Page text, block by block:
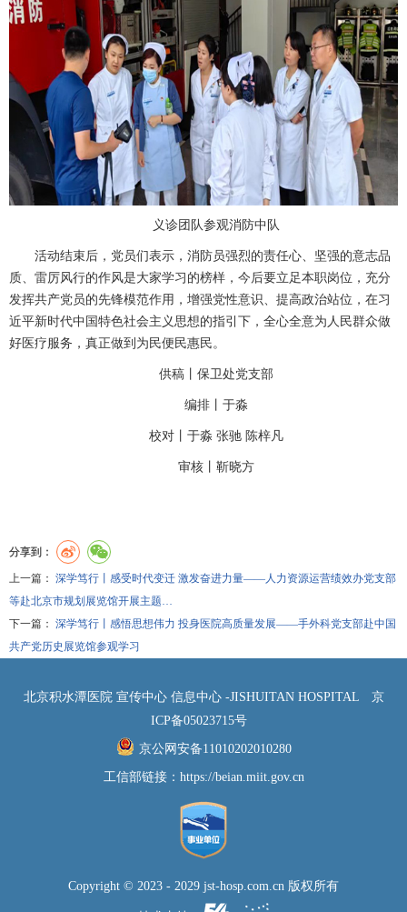
义诊团队参观消防中队
活动结束后，党员们表示，消防员强烈的责任心、坚强的意志品
质、雷厉风行的作风是大家学习的榜样，今后要立足本职岗位，充分
发挥共产党员的先锋模范作用，增强党性意识、提高政治站位，在习
近平新时代中国特色社会主义思想的指引下，全心全意为人民群众做
好医疗服务，真正做到为民便民惠民。
供稿丨保卫处党支部
编排丨于淼
校对丨于淼 张驰 陈梓凡
审核丨靳晓方
分享到：
上一篇： 深学笃行丨感受时代变迁 激发奋进力量——人力资源运营绩效办党支部
等赴北京市规划展览馆开展主题…
下一篇： 深学笃行丨感悟思想伟力 投身医院高质量发展——手外科党支部赴中国
共产党历史展览馆参观学习
北京积水潭医院 宣传中心 信息中心 -JISHUITAN HOSPITAL
京
ICP备05023715号
京公网安备11010202010280
工信部链接： https://beian.miit.gov.cn
Copyright © 2023 - 2029 jst-hosp.com.cn 版权所有